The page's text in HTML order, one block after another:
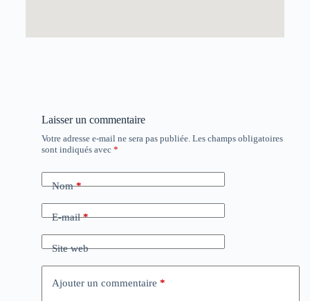
Laisser un commentaire
Votre adresse e-mail ne sera pas publiée. Les champs obligatoires
sont indiqués avec *
Nom*
E-mail*
Site web
Ajouter un commentaire *